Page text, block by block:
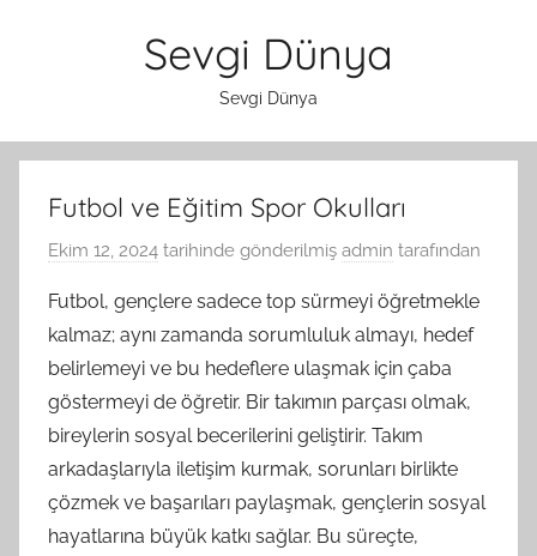
Sevgi Dünya
Sevgi Dünya
Futbol ve Eğitim Spor Okulları
Ekim 12, 2024 tarihinde gönderilmiş admin tarafından
Futbol, gençlere sadece top sürmeyi öğretmekle
kalmaz; aynı zamanda sorumluluk almayı, hedef
belirlemeyi ve bu hedeflere ulaşmak için çaba
göstermeyi de öğretir. Bir takımın parçası olmak,
bireylerin sosyal becerilerini geliştirir. Takım
arkadaşlarıyla iletişim kurmak, sorunları birlikte
çözmek ve başarıları paylaşmak, gençlerin sosyal
hayatlarına büyük katkı sağlar. Bu süreçte,